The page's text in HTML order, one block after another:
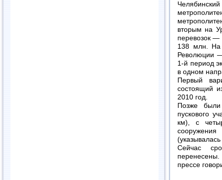
вторым на
перевозок —
138 млн. На
Революции
1-й период
в одном
Первый
состоящий
2010 год.
Позже были
пускового
км), с
Сейчас
прессе